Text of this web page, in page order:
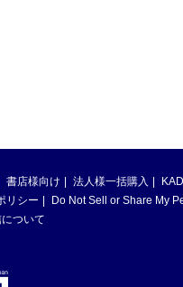
書店様向け 法人様一括購入
リシー
Do Not Sell or Share My
ついて